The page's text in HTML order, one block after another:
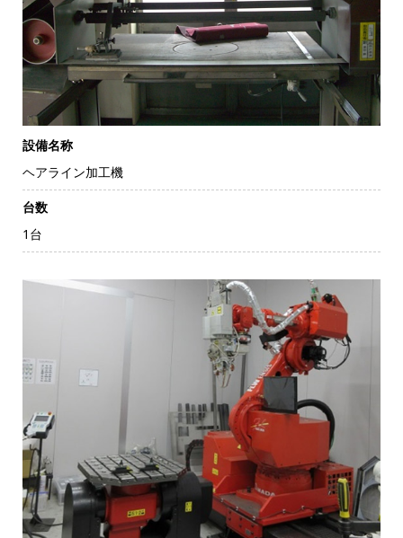
設備名称
ヘアライン加工機
台数
1台